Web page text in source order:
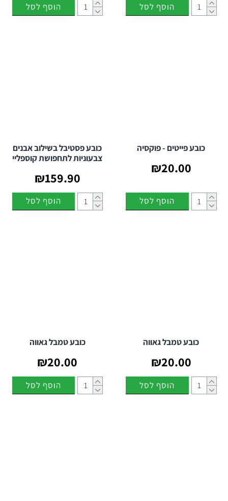
הוסף לסל הוסף לסל
כובע פייטים - פוקסיה
₪20.00
הוסף לסל
כובע פסטיבל בשילוב אבנים
צבעוניות לתחפושת קוספליי
₪159.90
הוסף לסל
כובע טמבל גאווה
₪20.00
הוסף לסל
כובע טמבל גאווה
₪20.00
הוסף לסל